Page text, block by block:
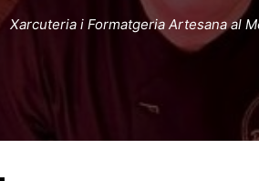
Xarcuteria i Formatgeria Artesana al